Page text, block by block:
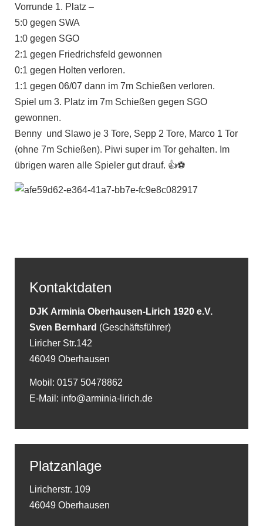
Vorrunde 1. Platz –
5:0 gegen SWA
1:0 gegen SGO
2:1 gegen Friedrichsfeld gewonnen
0:1 gegen Holten verloren.
1:1 gegen 06/07 dann im 7m Schießen verloren.
Spiel um 3. Platz im 7m Schießen gegen SGO
gewonnen.
Benny und Slawo je 3 Tore, Sepp 2 Tore, Marco 1 Tor
(ohne 7m Schießen). Piwi super im Tor gehalten. Im
übrigen waren alle Spieler gut drauf. 👍⚽
Kontaktdaten
DJK Arminia Oberhausen-Lirich 1920 e.V.
Sven Bernhard (Geschäftsführer)
Liricher Str.142
46049 Oberhausen
Mobil: 0157 50478862
E-Mail: info@arminia-lirich.de
Platzanlage
Liricherstr. 109
46049 Oberhausen